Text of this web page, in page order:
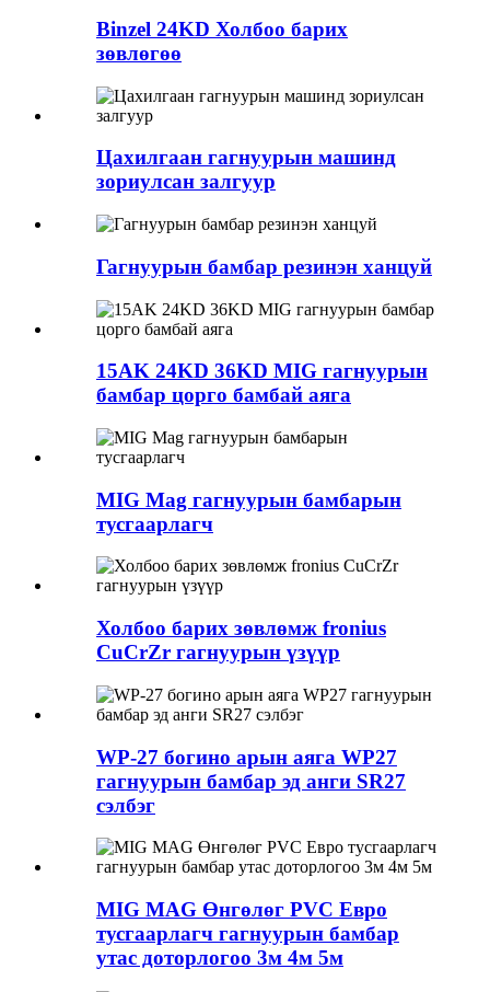
Binzel 24KD Холбоо барих
зөвлөгөө
Цахилгаан гагнуурын машинд
зориулсан залгуур
Гагнуурын бамбар резинэн ханцуй
15AK 24KD 36KD MIG гагнуурын
бамбар цорго бамбай аяга
MIG Mag гагнуурын бамбарын
тусгаарлагч
Холбоо барих зөвлөмж fronius
CuCrZr гагнуурын үзүүр
WP-27 богино арын аяга WP27
гагнуурын бамбар эд анги SR27
сэлбэг
MIG MAG Өнгөлөг PVC Евро
тусгаарлагч гагнуурын бамбар
утас доторлогоо 3м 4м 5м